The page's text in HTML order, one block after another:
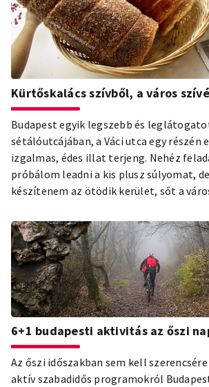
Kürtőskalács szívből, a város
Budapest egyik legszebb és
sétálóutcájában, a Váci utca egy részén
izgalmas, édes illat terjeng. Nehéz
próbálom leadni a kis plusz súlyomat,
készítenem az ötödik kerület, sőt a
Lászlóval, a megjelenésében is
kürtőskalács kávézóban”. A
vendégek és a helyiek közös kedvence,
kóstold meg, ha Budapesten jársz!
6+1 budapesti aktivitás az őszi
Az őszi időszakban sem kell
aktív szabadidős programokról